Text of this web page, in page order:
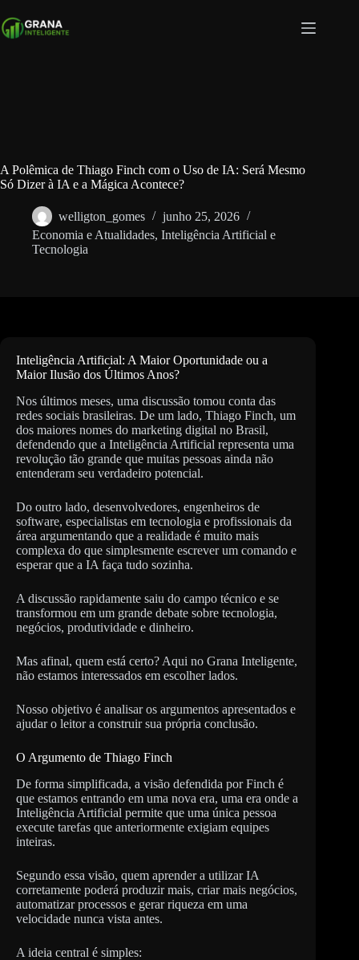
para
o
A Polêmica de Thiago Finch com o Uso de IA: Será Mesmo
Só Dizer à IA e a Mágica Acontece?
welligton_gomes
junho 25, 2026
Economia e Atualidades, Inteligência Artificial e
Tecnologia
Inteligência Artificial: A Maior Oportunidade ou a
Maior Ilusão dos Últimos Anos?
Nos últimos meses, uma discussão tomou conta das
redes sociais brasileiras. De um lado, Thiago Finch, um
dos maiores nomes do marketing digital no Brasil,
defendendo que a Inteligência Artificial representa uma
revolução tão grande que muitas pessoas ainda não
entenderam seu verdadeiro potencial.
Do outro lado, desenvolvedores, engenheiros de
software, especialistas em tecnologia e profissionais da
área argumentando que a realidade é muito mais
complexa do que simplesmente escrever um comando e
esperar que a IA faça tudo sozinha.
A discussão rapidamente saiu do campo técnico e se
transformou em um grande debate sobre tecnologia,
negócios, produtividade e dinheiro.
Mas afinal, quem está certo? Aqui no Grana Inteligente,
não estamos interessados em escolher lados.
Nosso objetivo é analisar os argumentos apresentados e
ajudar o leitor a construir sua própria conclusão.
O Argumento de Thiago Finch
De forma simplificada, a visão defendida por Finch é
que estamos entrando em uma nova era, uma era onde a
Inteligência Artificial permite que uma única pessoa
execute tarefas que anteriormente exigiam equipes
inteiras.
Segundo essa visão, quem aprender a utilizar IA
corretamente poderá produzir mais, criar mais negócios,
automatizar processos e gerar riqueza em uma
velocidade nunca vista antes.
A ideia central é simples: